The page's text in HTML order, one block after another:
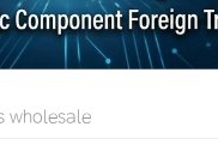
wholesale